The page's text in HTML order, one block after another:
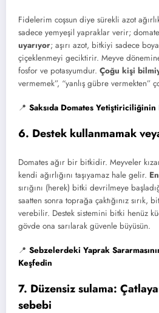
Fidelerim coşsun diye sürekli azot
sadece yemyeşil yapraklar verir;
uyarıyor; aşırı azot, bitkiyi sadece
çiçeklenmeyi geciktirir. Meyve
fosfor ve potasyumdur. Çoğu kişi
vermemek”, “yanlış gübre vermekten”
📍 Saksıda Domates
6. Destek kullanmamak
Domates ağır bir bitkidir. Meyveler
kendi ağırlığını taşıyamaz hale gelir.
sırığını (herek) bitki devrilmeye
saatten sonra toprağa çaktığınız sırık,
verebilir. Destek sistemini bitki henüz
gövde ona sarılarak güvenle büyüsün.
📍 Sebzelerdeki Yaprak
Keşfedin
7. Düzensiz sulama:
sebebi